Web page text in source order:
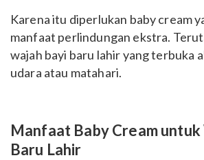
Karena itu diperlukan baby cream
manfaat perlindungan ekstra.
wajah bayi baru lahir yang terbuka
udara atau matahari.
Manfaat Baby Cream untuk
Baru Lahir